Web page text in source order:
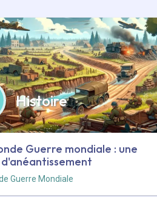
Histoire
Guerre mondiale : une
Guerre Mondiale